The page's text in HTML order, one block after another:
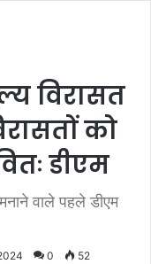
विरासत
को
डीएम
वाले पहले डीएम
0 52